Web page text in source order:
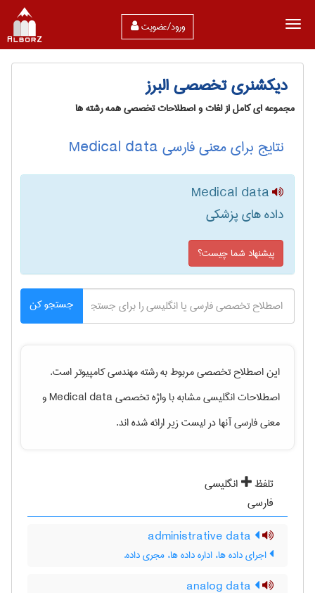
ورود/عضویت
دیکشنری تخصصی البرز
مجموعه ای کامل از لغات و اصطلاحات تخصصی همه رشته ها
نتایج برای معنی فارسی Medical data
Medical data
داده های پزشکی
پیشنهاد شما چیست؟
جستجو کن
این اصطلاح تخصصی مربوط به رشتهمهندسی كامپيوتراست.
اصطلاحات انگلیسی مشابه با واژه تخصصیMedical dataو
معنی فارسی آنها در لیست زیر ارائه شده اند.
تلفظ
انگلیسی
فارسی
اجرای داده ها، اداره داده ها، مجری داده.